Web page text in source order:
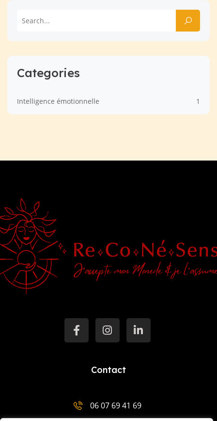
Categories
Intelligence émotionnelle 1
Contact
06 07 69 41 69